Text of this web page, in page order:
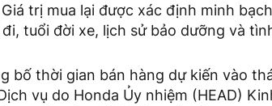
trị mua lại được xác định minh
tuổi đời xe, lịch sử bảo dưỡng và
bố thời gian bán hàng dự kiến vào
vụ do Honda Ủy nhiệm (HEAD)